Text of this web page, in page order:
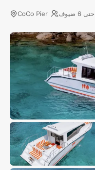
CoCo Pier حتى 6 ضيوف